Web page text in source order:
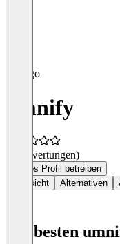
umnify
(0 Bewertungen)
Dieses Profil betreiben
Übersicht
Alternativen
Die besten